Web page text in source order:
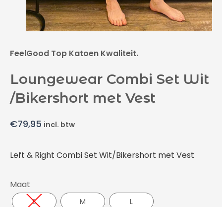
FeelGood Top Katoen Kwaliteit.
Loungewear Combi Set Wit
/Bikershort met Vest
€79,95 incl. btw
Left & Right Combi Set Wit/Bikershort met Vest
Maat
S M L